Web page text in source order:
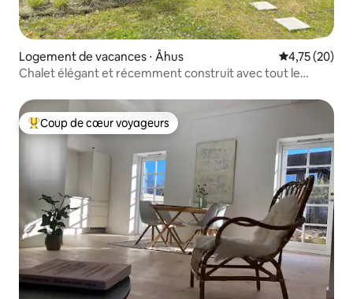
Logement de vacances ⋅ Åhus Évaluation
4,75 (20)
Chalet élégant et récemment construit avec tout le
Coups de cœur voyageurs les plus appréciés
Coup de cœur voyageurs